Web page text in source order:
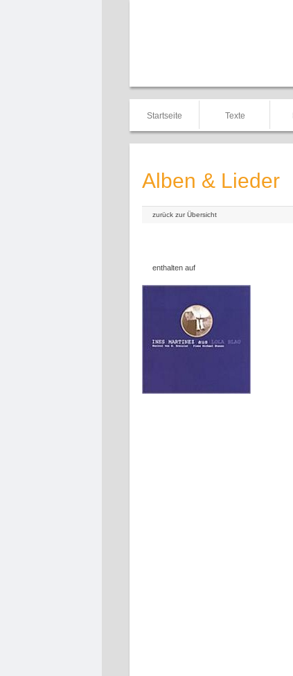
Startseite Texte
Alben & Lieder
zurück zur Übersicht
enthalten auf